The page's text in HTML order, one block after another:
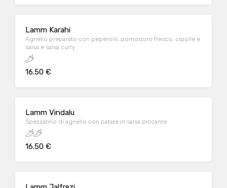
Lamm Karahi
Agnello preparato con peperoni, pomodoro fresco, cipolle e
salsa e salsa curry
16.50 €
Lamm Vindalu
Spezzatino di agnello con patate in salsa piccante
16.50 €